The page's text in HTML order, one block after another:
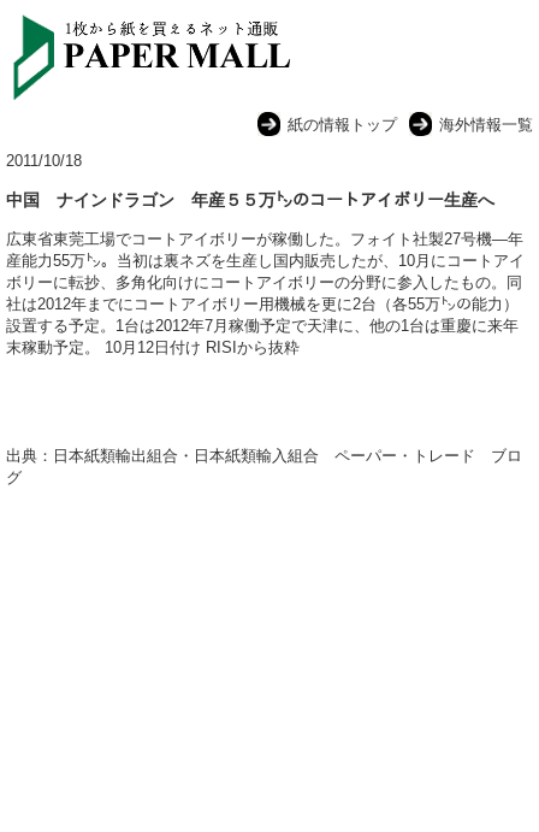
紙の情報トップ
海外情報一覧
2011/10/18
中国 ナインドラゴン 年産５５万㌧のコートアイボリー生産へ
広東省東莞工場でコートアイボリーが稼働した。フォイト社製27号機―年
産能力55万㌧。当初は裏ネズを生産し国内販売したが、10月にコートアイ
ボリーに転抄、多角化向けにコートアイボリーの分野に参入したもの。同
社は2012年までにコートアイボリー用機械を更に2台（各55万㌧の能力）
設置する予定。1台は2012年7月稼働予定で天津に、他の1台は重慶に来年
末稼動予定。 10月12日付け RISIから抜粋
出典：日本紙類輸出組合・日本紙類輸入組合 ペーパー・トレード ブロ
グ